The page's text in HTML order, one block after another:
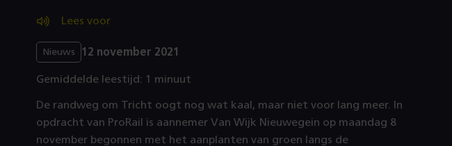
Lees voor
Nieuws 12 november 2021
Gemiddelde leestijd: 1 minuut
De randweg om Tricht oogt nog wat kaal, maar niet voor lang meer. In
opdracht van ProRail is aannemer Van Wijk Nieuwegein op maandag 8
november begonnen met het aanplanten van groen langs de